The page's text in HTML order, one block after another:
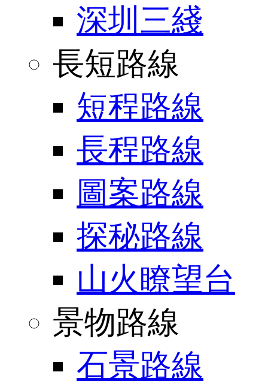
深圳三綫
長短路線
短程路線
長程路線
圖案路線
探秘路線
山火瞭望台
景物路線
石景路線